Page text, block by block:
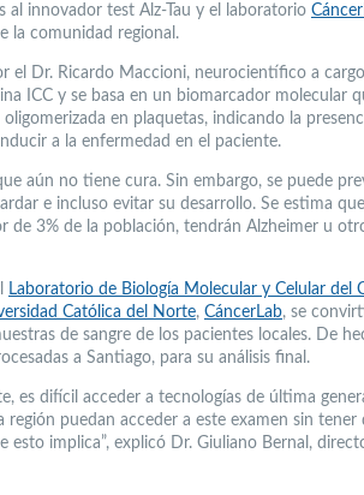
al innovador test Alz-Tau y el laboratorio
la comunidad regional.
el Dr. Ricardo Maccioni, neurocientífico a
ICC y se basa en un biomarcador molecular
en plaquetas, indicando la
a la enfermedad en el paciente.
aún no tiene cura. Sin embargo, se puede
e incluso evitar su desarrollo. Se estima
de 3% de la población, tendrán Alzheimer u
Laboratorio de Biología Molecular y Celular del
Católica del Norte, CáncerLab, se
de sangre de los pacientes locales. De
a Santiago, para su análisis final.
es difícil acceder a tecnologías de última
región puedan acceder a este examen sin tener
esto implica”, explicó Dr. Giuliano Bernal,